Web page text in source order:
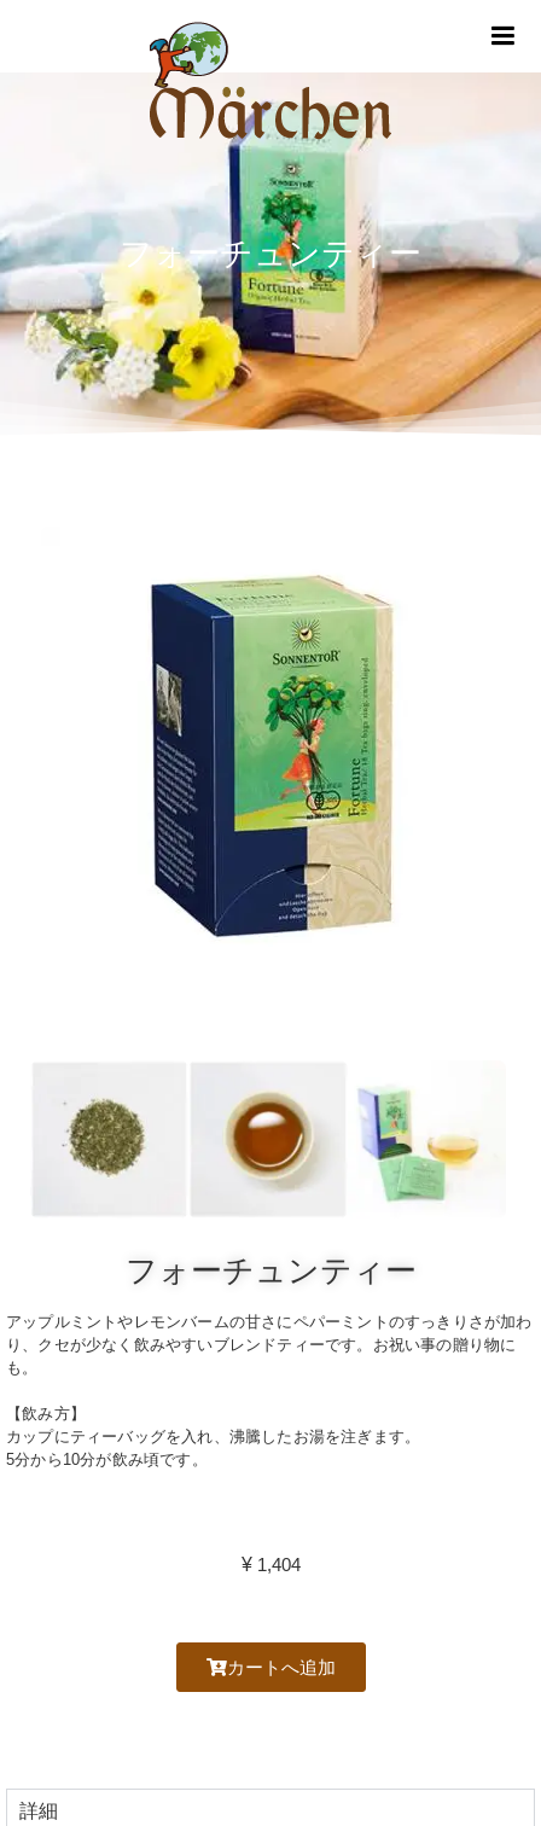
フォーチュンティー
フォーチュンティー
アップルミントやレモンバームの甘さにペパーミントのすっきりさが加わ
り、クセが少なく飲みやすいブレンドティーです。 お祝い事の贈り物に
も。
【飲み方】
カップにティーバッグを入れ、沸騰したお湯を注ぎます。
5分から10分が飲み頃です。
¥ 1,404
カートへ追加
詳細